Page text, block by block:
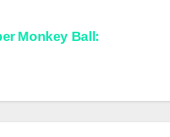
Monkey Ball: